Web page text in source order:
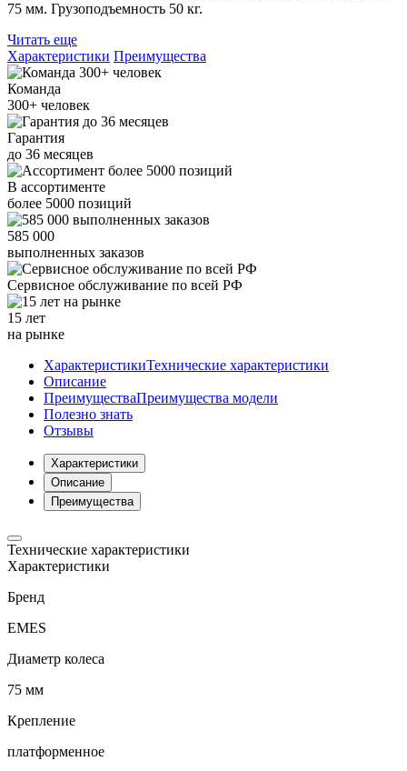
75 мм. Грузоподъемность 50 кг.
Читать еще
Характеристики Преимущества
Команда
300+ человек
Гарантия
до 36 месяцев
В ассортименте
более 5000 позиций
585 000
выполненных заказов
Сервисное обслуживание по всей РФ
15 лет
на рынке
ХарактеристикиТехнические характеристики
Описание
ПреимуществаПреимущества модели
Полезно знать
Отзывы
Характеристики
Описание
Преимущества
Технические характеристики
Характеристики
Бренд
EMES
Диаметр колеса
75 мм
Крепление
платформенное